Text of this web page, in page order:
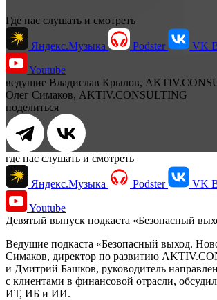
Где нас слушать и смотреть
Яндекс.Музыка Podster VK
Youtube
ведущие Владислав Крылов,
Олег Симаков, AKTIV.CONSULTING
поделиться
где нас слушать и смотреть
Яндекс.Музыка Podster VK
Youtube
Девятый выпуск подкаста «Безопасный
Ведущие подкаста «Безопасный выход.
Симаков, директор по развитию
и Дмитрий Башков, руководитель
с клиентами в финансовой отрасли,
ИТ, ИБ и ИИ.